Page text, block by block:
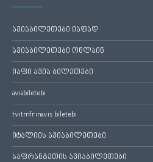
ავიაბილეთები იაფად
ავიაბილეთები ონლაინ
იაფი ავია ბილეთები
aviabiletebi
tvitmfrinavis biletebi
იტალიის ავიაბილეთები
საფრანგეთის ავიაბილეთები